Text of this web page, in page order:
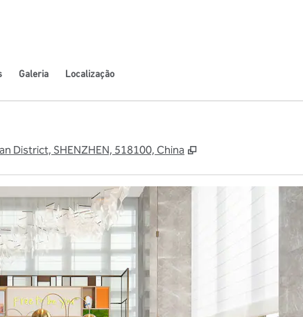
Galeria Localização
District, SHENZHEN, 518100, China ,